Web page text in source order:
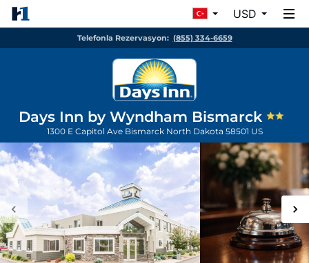
USD
Telefonla Rezervasyon: (855) 334-6659
Days Inn by Wyndham Bismarck
1300 E Capitol Ave Bismarck North Dakota 58501 US